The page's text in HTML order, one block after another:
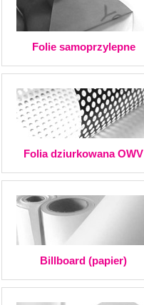
Folie samoprzylepne
Folia dziurkowana OWV
Billboard (papier)